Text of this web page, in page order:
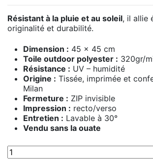
Résistant à la pluie et au soleil, il allie
originalité et durabilité.
Dimension : 45 x 45 cm
Toile outdoor polyester : 320gr/
Résistance : UV – humidité
Origine : Tissée, imprimée et
Milan
Fermeture : ZIP invisible
Impression : recto/verso
Entretien : Lavable à 30°
Vendu sans la ouate